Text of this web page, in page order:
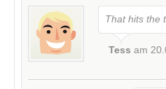
That hits the
Tess am